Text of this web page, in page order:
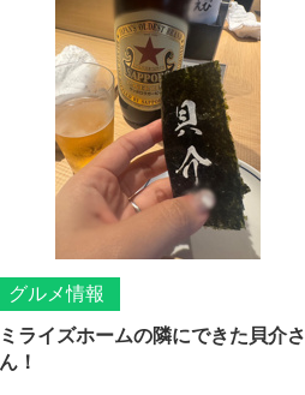
グルメ情報
ミライズホームの隣にできた貝介さ
ん！